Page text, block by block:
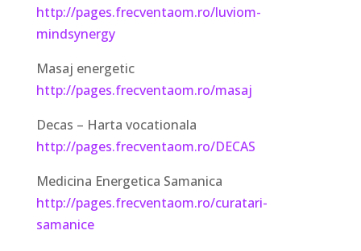
http://pages.frecventaom.ro/luviom-
mindsynergy
Masaj energetic
http://pages.frecventaom.ro/masaj
Decas – Harta vocationala
http://pages.frecventaom.ro/DECAS
Medicina Energetica Samanica
http://pages.frecventaom.ro/curatari-
samanice